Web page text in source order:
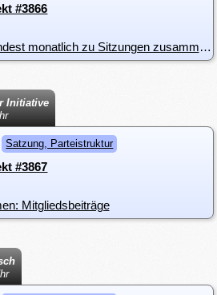
#3866
i7121: Der BV tritt zumindest monatlich zu Sitzungen zusammen.
Initiative
Satzung, Parteistruktur
#3867
Mitgliedsbeiträge